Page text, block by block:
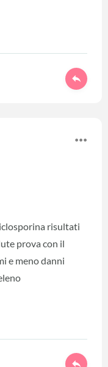
risultati
prova con il
e meno danni